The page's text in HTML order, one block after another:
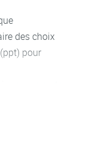
de
des choix
pour
un temps
membres du